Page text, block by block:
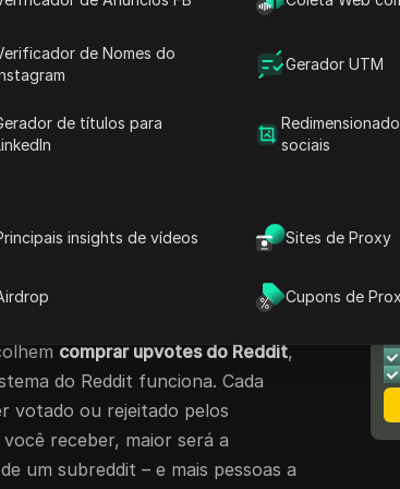
de Nomes do
Gerador UTM
de títulos para
sociais
insights de vídeos Sites de Proxy
Cupons de
um proprietário de uma pequena
subreddit, atraindo clientes reais.
quais riscos evitar e como
em 2025.
e por que eles são
comprar upvotes do Reddit,
do Reddit funciona. Cada
votado ou rejeitado pelos
receber, maior será a
um subreddit – e mais pessoas a